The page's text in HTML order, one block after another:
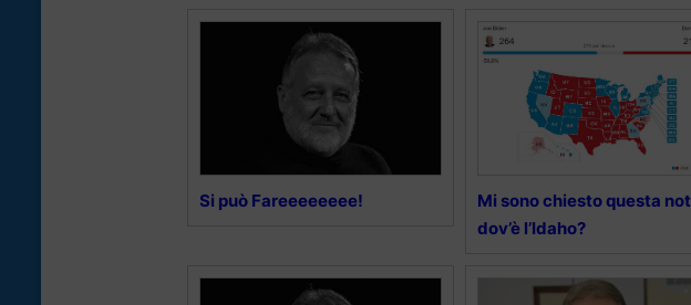
Si può Fareeeeeeee!
Mi sono chiesto questa
dov’è l’Idaho?